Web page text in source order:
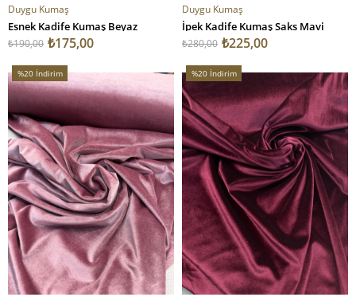
Duygu Kumaş
Esnek Kadife Kumaş Beyaz
₺175,00
₺190,00
Duygu Kumaş
İpek Kadife Kumaş Saks Mavi
₺225,00
₺280,00
%20 İndirim
%20İndirim
%20 İndirim